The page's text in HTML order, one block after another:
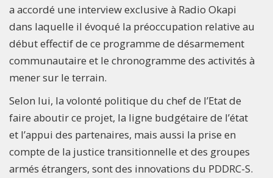
a accordé une interview exclusive à Radio Okapi
dans laquelle il évoqué la préoccupation relative au
début effectif de ce programme de désarmement
communautaire et le chronogramme des activités à
mener sur le terrain.
Selon lui, la volonté politique du chef de l’Etat de
faire aboutir ce projet, la ligne budgétaire de l’état
et l’appui des partenaires, mais aussi la prise en
compte de la justice transitionnelle et des groupes
armés étrangers, sont des innovations du PDDRC-S.